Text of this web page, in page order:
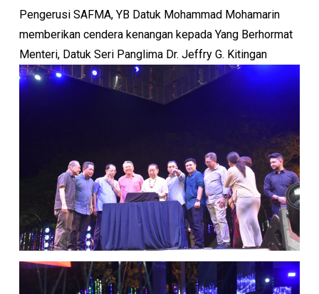
Pengerusi SAFMA, YB Datuk Mohammad Mohamarin
memberikan cendera kenangan kepada Yang Berhormat
Menteri, Datuk Seri Panglima Dr. Jeffry G. Kitingan